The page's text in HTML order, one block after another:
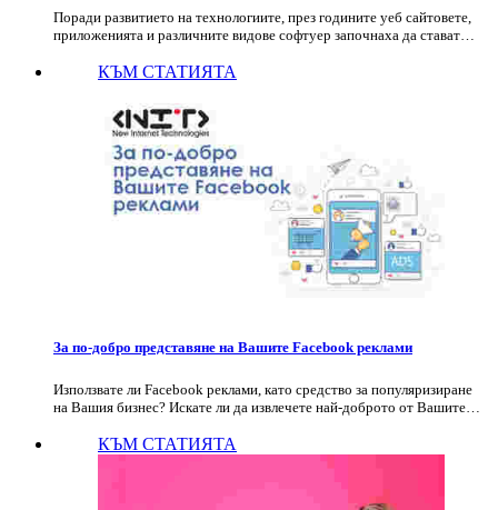
Поради развитието на технологиите, през годините уеб сайтовете,
приложенията и различните видове софтуер започнаха да стават…
КЪМ СТАТИЯТА
За по-добро представяне на Вашите Facebook реклами
Използвате ли Facebook реклами, като средство за популяризиране
на Вашия бизнес? Искате ли да извлечете най-доброто от Вашите…
КЪМ СТАТИЯТА